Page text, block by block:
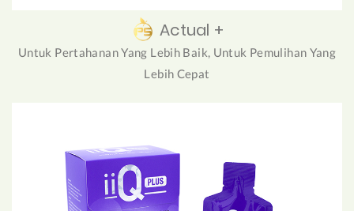
Actual +
Untuk Pertahanan Yang Lebih Baik, Untuk Pemulihan Yang
Lebih Cepat